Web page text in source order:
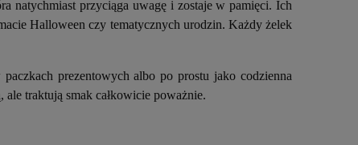
natychmiast przyciąga uwagę i zostaje w pamięci. Ich
Halloween czy tematycznych urodzin. Każdy żelek
prezentowych albo po prostu jako codzienna
traktują smak całkowicie poważnie.